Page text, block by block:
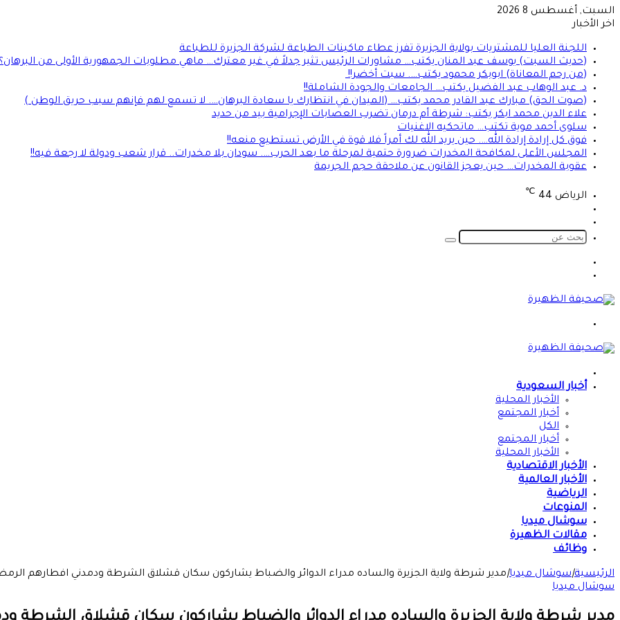
السبت, أغسطس 8 2026
اخر الأخبار
اللجنة العليا للمشتريات بولاية الجزيرة تفرز عطاء ماكينات الطباعة لشركة الجزيرة للطباعة
(حديث السبت) يوسف عبد المنان يكتب… مشاورات الرئيس تثير جدلاً في غير معترك… ماهي مطلوبات الجمهورية الأولى من
(من رحم المعاناة) ابوبكر محمود يكتب…. سبت أخضر!!
د. عبد الوهاب عبد الفضيل يكتب… الجامعات والجودة الشاملة!!
(صوت الحق) مبارك عبد القادر محمد يكتب… (الميدان في انتظارك يا سعادة البرهان…. لا تسمع لهم فإنهم سبب حريق الوطن )
علاء الدين محمد ابكر يكتب: شرطة أم درمان تضرب العصابات الإجرامية بيد من حديد
سلوى أحمد موية تكتب… ماتحكيه الاغنيات
فوق كل إرادة إرادة الله…. حين يريد الله لك أمراً فلا قوة في الأرض تستطيع منعه!!
المجلس الأعلى لمكافحة المخدرات ضرورة حتمية لمرحلة ما بعد الحرب…. سودان بلا مخدرات.. قرار شعب ودولة لا رجعة فيه!!
عقوبة المخدرات… حين يعجز القانون عن ملاحقة حجم الجريمة
الرياض 44
℃
المظلم
بحث
أخبار السعودية
الأخبار المحلية
أخبار المجتمع
الكل
أخبار المجتمع
الأخبار المحلية
الأخبار الاقتصادية
الأخبار العالمية
الرياضية
المنوعات
سوشال ميديا
مقالات الظهيرة
وظائف
الرئيسية|سوشال ميديا|مدير شرطة ولاية الجزيرة والساده مدراء الدوائر والضباط يشاركون سكان قشلاق الشرطة ودمدني افطارهم
سوشال ميديا